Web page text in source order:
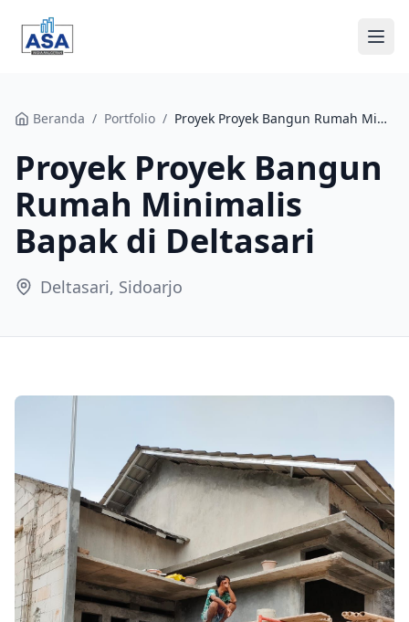
Beranda
Tentang Kami
Layanan
Portfolio
Beranda / Portfolio / Proyek Proyek Bangun Rumah Minimalis Bapak di Deltasari
Proyek Proyek Bangun
Rumah Minimalis
Bapak di Deltasari
Deltasari, Sidoarjo